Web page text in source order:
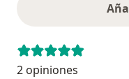
2 opiniones